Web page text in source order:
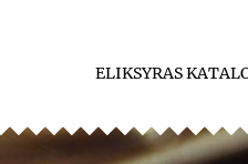
ELIKSYRAS